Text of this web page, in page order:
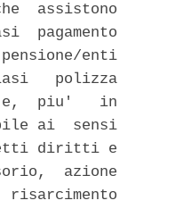
assistono
pagamento
enti
polizza
e,  piu'   in
ai  sensi
diritti e
azione